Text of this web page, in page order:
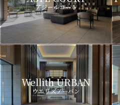
アジールコート
Wellith URBAN
ウエリスアーバン